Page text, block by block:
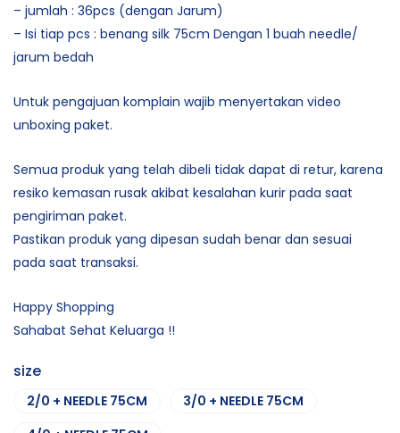
– jumlah : 36pcs (dengan Jarum)
– Isi tiap pcs : benang silk 75cm Dengan 1 buah needle/
jarum bedah
Untuk pengajuan komplain wajib menyertakan video
unboxing paket.
Semua produk yang telah dibeli tidak dapat di retur, karena
resiko kemasan rusak akibat kesalahan kurir pada saat
pengiriman paket.
Pastikan produk yang dipesan sudah benar dan sesuai
pada saat transaksi.
Happy Shopping
Sahabat Sehat Keluarga !!
size
2/0 + NEEDLE 75CM
3/0 + NEEDLE 75CM